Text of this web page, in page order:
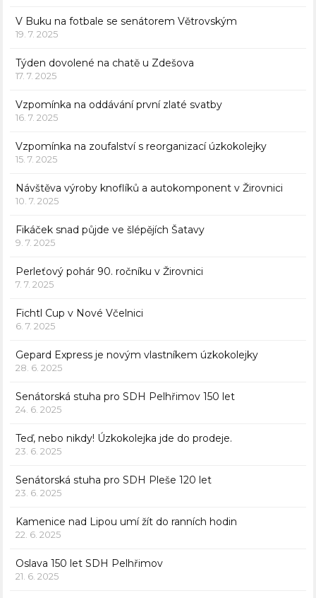
V Buku na fotbale se senátorem Větrovským
19. 7. 2025
Týden dovolené na chatě u Zdešova
17. 7. 2025
Vzpomínka na oddávání první zlaté svatby
16. 7. 2025
Vzpomínka na zoufalství s reorganizací úzkokolejky
15. 7. 2025
Návštěva výroby knoflíků a autokomponent v Žirovnici
10. 7. 2025
Fikáček snad půjde ve šlépějích Šatavy
9. 7. 2025
Perleťový pohár 90. ročníku v Žirovnici
7. 7. 2025
Fichtl Cup v Nové Včelnici
6. 7. 2025
Gepard Express je novým vlastníkem úzkokolejky
28. 6. 2025
Senátorská stuha pro SDH Pelhřimov 150 let
24. 6. 2025
Teď, nebo nikdy! Úzkokolejka jde do prodeje.
23. 6. 2025
Senátorská stuha pro SDH Pleše 120 let
23. 6. 2025
Kamenice nad Lipou umí žít do ranních hodin
22. 6. 2025
Oslava 150 let SDH Pelhřimov
21. 6. 2025